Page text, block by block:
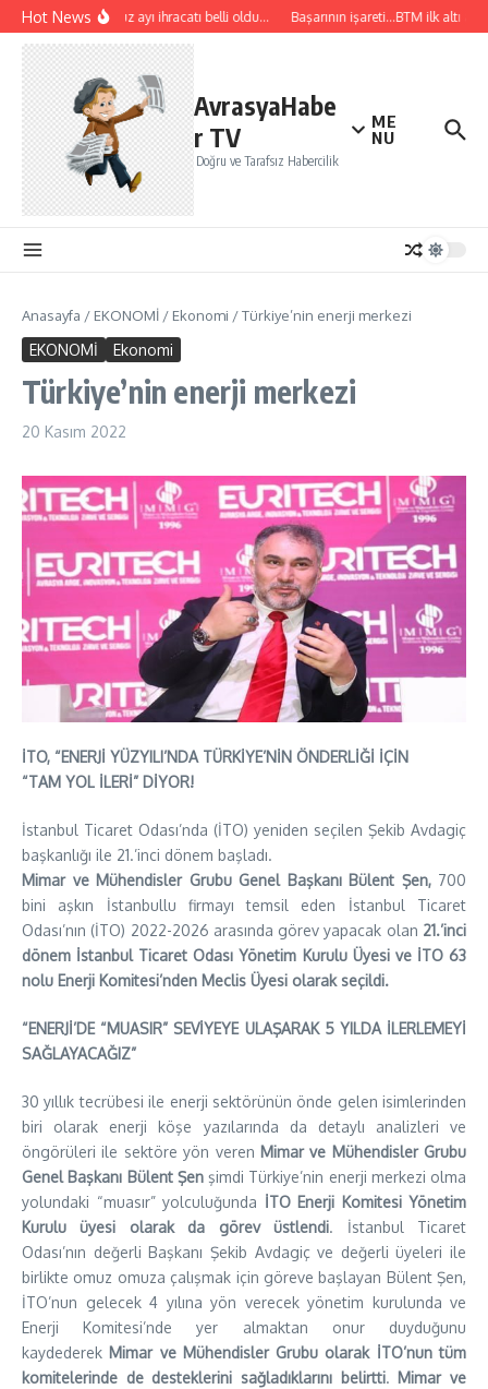
İçeriğe atla
Hot NewsTemmuz ayı ihracatı belli oldu… Başarının işareti…BTM ilk altı
AvrasyaHabe
r TV
Doğru ve Tarafsız Habercilik
ME
NU
Anasayfa / EKONOMİ / Ekonomi /Türkiye’nin enerji merkezi
EKONOMİ Ekonomi
Türkiye’nin enerji merkezi
20 Kasım 2022
İTO, “ENERJİ YÜZYILI’NDA TÜRKİYE’NİN ÖNDERLİĞİ İÇİN
“TAM YOL İLERİ” DİYOR!
İstanbul Ticaret Odası’nda (İTO) yeniden seçilen Şekib Avdagiç
başkanlığı ile 21.’inci dönem başladı.
Mimar ve Mühendisler Grubu Genel Başkanı Bülent Şen, 700
bini aşkın İstanbullu firmayı temsil eden İstanbul Ticaret
Odası’nın (İTO) 2022-2026 arasında görev yapacak olan 21.’inci
dönem İstanbul Ticaret Odası Yönetim Kurulu Üyesi ve İTO 63
nolu Enerji Komitesi’nden Meclis Üyesi olarak seçildi.
“ENERJİ’DE “MUASIR” SEVİYEYE ULAŞARAK 5 YILDA İLERLEMEYİ
SAĞLAYACAĞIZ”
30 yıllık tecrübesi ile enerji sektörünün önde gelen isimlerinden
biri olarak enerji köşe yazılarında da detaylı analizleri ve
öngörüleri ile sektöre yön veren Mimar ve Mühendisler Grubu
Genel Başkanı Bülent Şenşimdi Türkiye’nin enerji merkezi olma
yolundaki “muasır” yolculuğunda İTO Enerji Komitesi Yönetim
Kurulu üyesi olarak da görev üstlendi. İstanbul Ticaret
Odası’nın değerli Başkanı Şekib Avdagiç ve değerli üyeleri ile
birlikte omuz omuza çalışmak için göreve başlayan Bülent Şen,
İTO’nun gelecek 4 yılına yön verecek yönetim kurulunda ve
Enerji Komitesi’nde yer almaktan onur duyduğunu
kaydederek Mimar ve Mühendisler Grubu olarak İTO’nun tüm
komitelerinde de desteklerini sağladıklarını belirtti. Mimar ve